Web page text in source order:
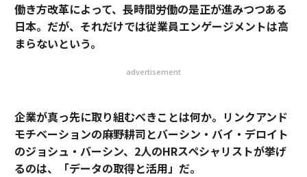
働き方改革によって、長時間労働の是正が進みつつある
日本。だが、それだけでは従業員エンゲージメントは高
まらないという。
advertisement
企業が真っ先に取り組むべきことは何か。リンクアンド
モチベーションの麻野耕司とバーシン・バイ・デロイト
のジョシュ・バーシン、2人のHRスペシャリストが挙げ
るのは、「データの取得と活用」だ。